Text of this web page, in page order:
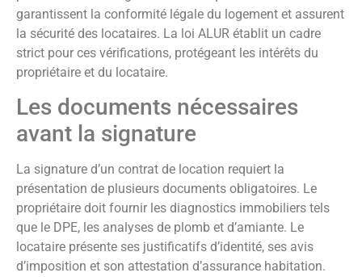
garantissent la conformité légale du logement et assurent
la sécurité des locataires. La loi ALUR établit un cadre
strict pour ces vérifications, protégeant les intérêts du
propriétaire et du locataire.
Les documents nécessaires
avant la signature
La signature d’un contrat de location requiert la
présentation de plusieurs documents obligatoires. Le
propriétaire doit fournir les diagnostics immobiliers tels
que le DPE, les analyses de plomb et d’amiante. Le
locataire présente ses justificatifs d’identité, ses avis
d’imposition et son attestation d’assurance habitation.